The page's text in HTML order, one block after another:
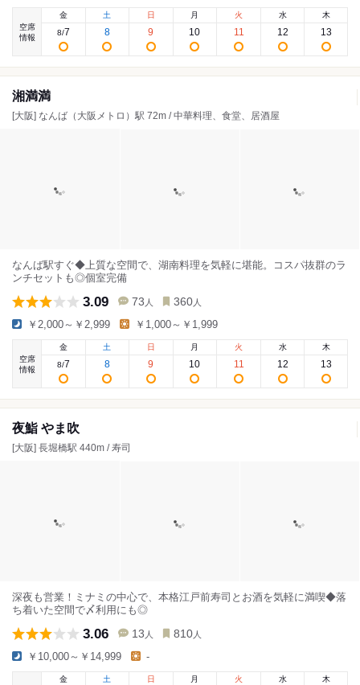
空席
情報
金
8/7
土
8
日
9
月
10
火
11
水
12
木
13
湘満満
[大阪] なんば（大阪メトロ）駅 72m / 中華料理、食堂、居酒屋
なんば駅すぐ◆上質な空間で、湖南料理を気軽に堪能。コスパ抜群のラ
ンチセットも◎個室完備
3.09 73 人 360 人
￥2,000～￥2,999 ￥1,000～￥1,999
空席
情報
金
8/7
土
8
日
9
月
10
火
11
水
12
木
13
夜鮨 やま吹
[大阪] 長堀橋駅 440m / 寿司
深夜も営業！ミナミの中心で、本格江戸前寿司とお酒を気軽に満喫◆落
ち着いた空間で〆利用にも◎
3.06 13 人 810 人
￥10,000～￥14,999 -
金
土 日 月 火 水 木